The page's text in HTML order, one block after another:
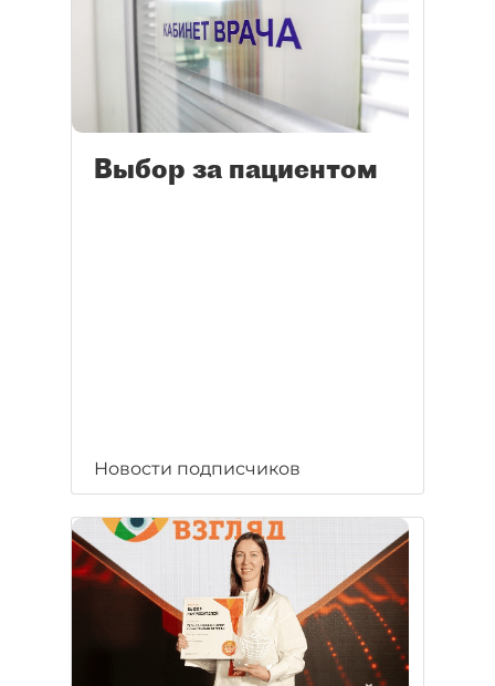
Выбор за пациентом
Новости подписчиков